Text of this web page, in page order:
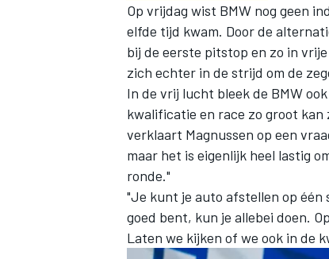
Op vrijdag wist BMW nog geen
elfde tijd kwam. Door de
bij de eerste pitstop en zo in
zich echter in de strijd om de
In de vrij lucht bleek de BMW
kwalificatie en race zo groot
verklaart Magnussen op een
maar het is eigenlijk heel lastig
ronde."
"Je kunt je auto afstellen op één
goed bent, kun je allebei doen.
Laten we kijken of we ook in de